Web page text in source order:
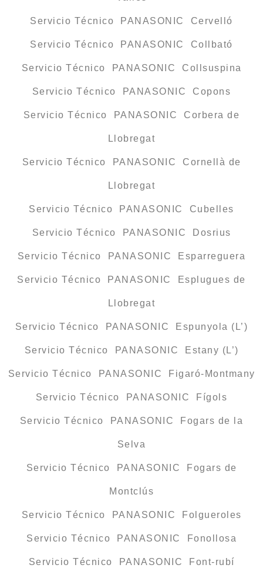
Servicio Técnico PANASONIC Cervelló
Servicio Técnico PANASONIC Collbató
Servicio Técnico PANASONIC Collsuspina
Servicio Técnico PANASONIC Copons
Servicio Técnico PANASONIC Corbera de
Llobregat
Servicio Técnico PANASONIC Cornellà de
Llobregat
Servicio Técnico PANASONIC Cubelles
Servicio Técnico PANASONIC Dosrius
Servicio Técnico PANASONIC Esparreguera
Servicio Técnico PANASONIC Esplugues de
Llobregat
Servicio Técnico PANASONIC Espunyola (L’)
Servicio Técnico PANASONIC Estany (L’)
Servicio Técnico PANASONIC Figaró-Montmany
Servicio Técnico PANASONIC Fígols
Servicio Técnico PANASONIC Fogars de la
Selva
Servicio Técnico PANASONIC Fogars de
Montclús
Servicio Técnico PANASONIC Folgueroles
Servicio Técnico PANASONIC Fonollosa
Servicio Técnico PANASONIC Font-rubí